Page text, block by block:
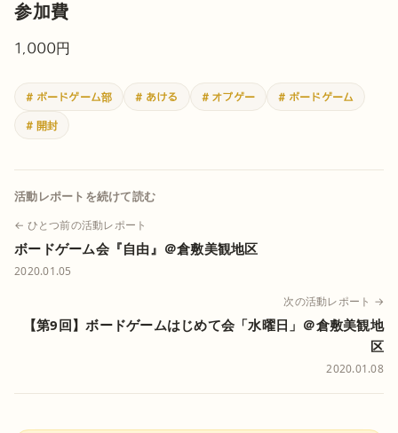
参加費
1,000円
# ボードゲーム部 # あける # オプゲー # ボードゲーム
# 開封
活動レポートを続けて読む
← ひとつ前の活動レポート
ボードゲーム会『自由』＠倉敷美観地区
2020.01.05
次の活動レポート →
【第9回】ボードゲームはじめて会「水曜日」＠倉敷美観地
区
2020.01.08